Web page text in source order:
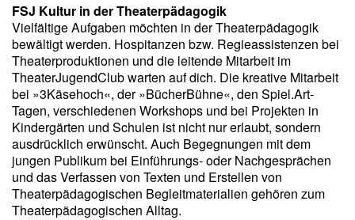
FSJ Kultur in der Theaterpädagogik
Vielfältige Aufgaben möchten in der Theaterpädagogik
bewältigt werden. Hospitanzen bzw. Regieassistenzen bei
Theaterproduktionen und die leitende Mitarbeit im
TheaterJugendClub warten auf dich. Die kreative Mitarbeit
bei »3Käsehoch«, der »BücherBühne«, den Spiel.Art-
Tagen, verschiedenen Workshops und bei Projekten in
Kindergärten und Schulen ist nicht nur erlaubt, sondern
ausdrücklich erwünscht. Auch Begegnungen mit dem
jungen Publikum bei Einführungs- oder Nachgesprächen
und das Verfassen von Texten und Erstellen von
Theaterpädagogischen Begleitmaterialien gehören zum
Theaterpädagogischen Alltag.